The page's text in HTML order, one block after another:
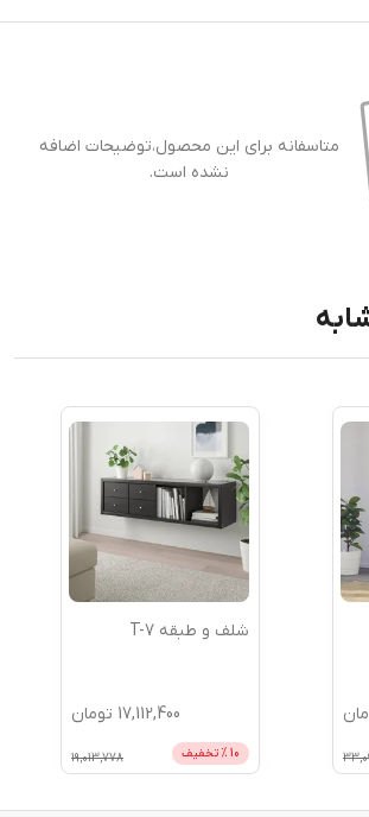
متاسفانه برای این محصول،توضیحات اضافه
نشده است.
شلف و طبقه T-7
17,112,400 تومان
10 % تخفیف 19,013,778